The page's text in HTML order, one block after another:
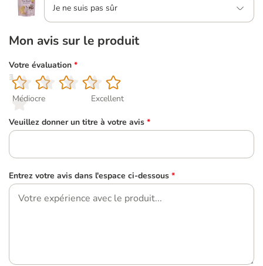
Je ne suis pas sûr
Mon avis sur le produit
Votre évaluation *
1
Médiocre
2
3
4
5
Excellent
Veuillez donner un titre à votre avis *
Entrez votre avis dans l'espace ci-dessous *